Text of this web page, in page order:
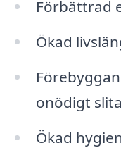
Förbättrad
Ökad
onödigt
Ökad